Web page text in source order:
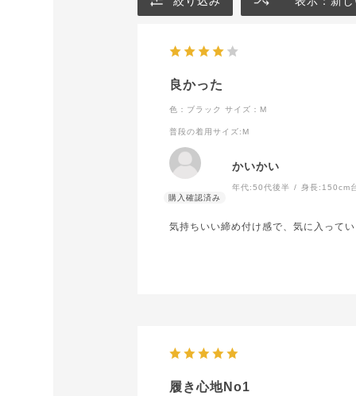
良かった
色：ブラック サイズ：M
普段の着用サイズ:M
かいかい
年代:50代後半 身長: 150cm
気持ちいい締め付け感で、気に入って
履き心地No1